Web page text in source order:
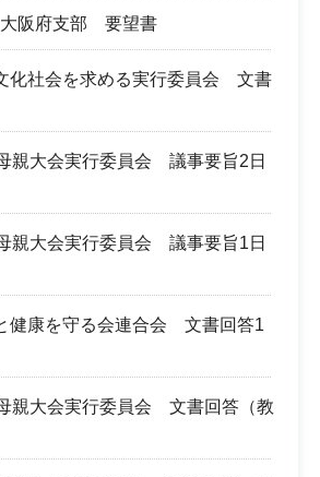
大阪府支部 要望書
化社会を求める実行委員会 文書
親大会実行委員会 議事要旨2日
親大会実行委員会 議事要旨1日
健康を守る会連合会 文書回答1
親大会実行委員会 文書回答（教